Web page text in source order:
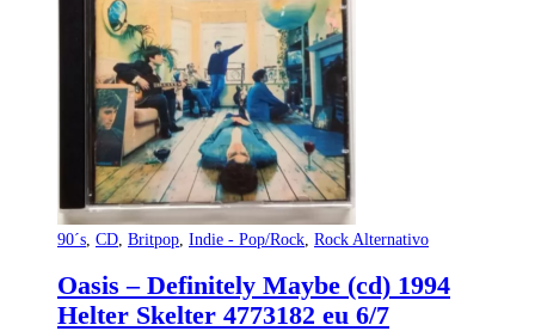
90´s CD Britpop Indie - Pop/Rock Rock Alternativo
Oasis – Definitely Maybe (cd) 1994
Helter Skelter 4773182 eu 6/7